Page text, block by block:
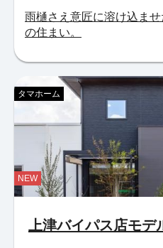
雨樋さえ意匠に溶け込ま
の住まい。
上津バイパス店モデ
タマホーム
NEW